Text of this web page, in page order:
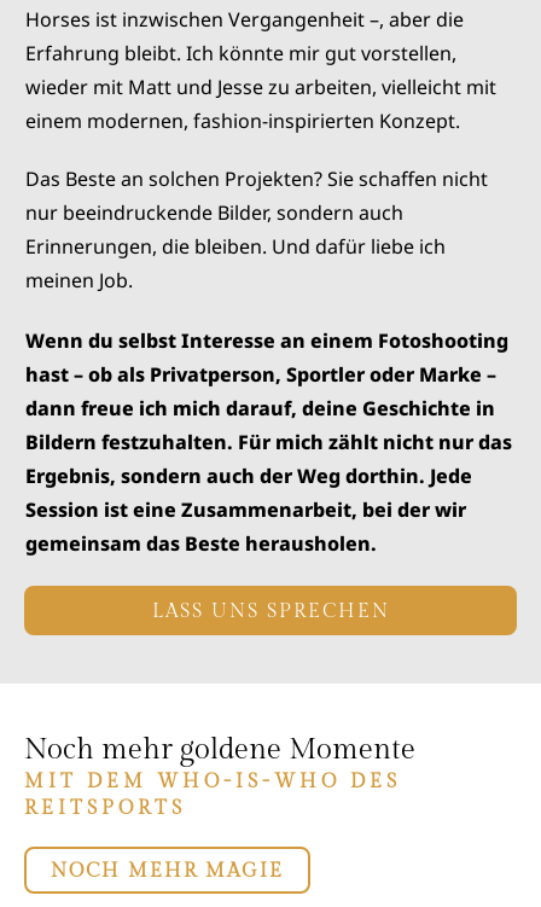
Horses ist inzwischen Vergangenheit –, aber die
Erfahrung bleibt. Ich könnte mir gut vorstellen,
wieder mit Matt und Jesse zu arbeiten, vielleicht mit
einem modernen, fashion-inspirierten Konzept.
Das Beste an solchen Projekten? Sie schaffen nicht
nur beeindruckende Bilder, sondern auch
Erinnerungen, die bleiben. Und dafür liebe ich
meinen Job.
Wenn du selbst Interesse an einem Fotoshooting
hast – ob als Privatperson, Sportler oder Marke –
dann freue ich mich darauf, deine Geschichte in
Bildern festzuhalten. Für mich zählt nicht nur das
Ergebnis, sondern auch der Weg dorthin. Jede
Session ist eine Zusammenarbeit, bei der wir
gemeinsam das Beste herausholen.
LASS UNS SPRECHEN
Noch mehr goldene Momente
MIT DEM WHO-IS-WHO DES
REITSPORTS
NOCH MEHR MAGIE